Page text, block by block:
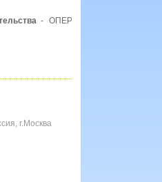
- ОПЕРАЦИИ
г.Москва